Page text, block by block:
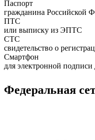
Паспорт
гражданина Российской
ПТС
или выписку из ЭПТС
СТС
свидетельство о
Смартфон
для электронной подписи
Федеральная